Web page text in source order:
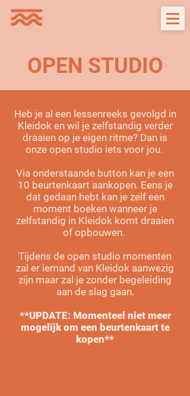
OPEN STUDIO
Heb je al een lessenreeks gevolgd in
Kleidok en wil je zelfstandig verder
draaien op je eigen ritme? Dan is
onze open studio iets voor jou.
Via onderstaande button kan je een
10 beurtenkaart aankopen. Eens je
dat gedaan hebt kan je zelf een
moment boeken wanneer je
zelfstandig in Kleidok komt draaien
of opbouwen.
Tijdens de open studio momenten
zal er iemand van Kleidok aanwezig
zijn maar zal je zonder begeleiding
aan de slag gaan.
**UPDATE: Momenteel niet meer
mogelijk om een beurtenkaart te
kopen**